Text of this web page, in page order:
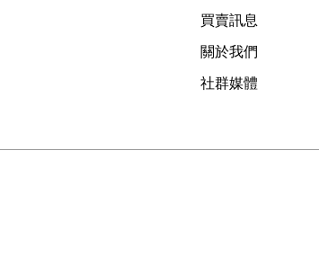
買賣訊息
關於我們
社群媒體